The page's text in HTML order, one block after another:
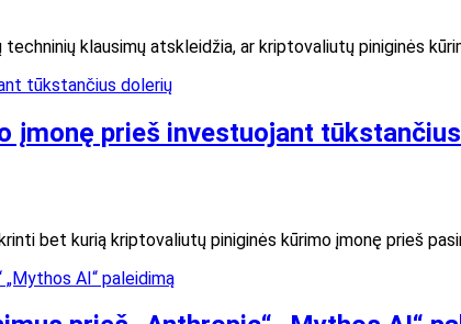
klausimų atskleidžia, ar kriptovaliutų piniginės
įmonę prieš investuojant
bet kurią kriptovaliutų piniginės kūrimo įmonę prieš